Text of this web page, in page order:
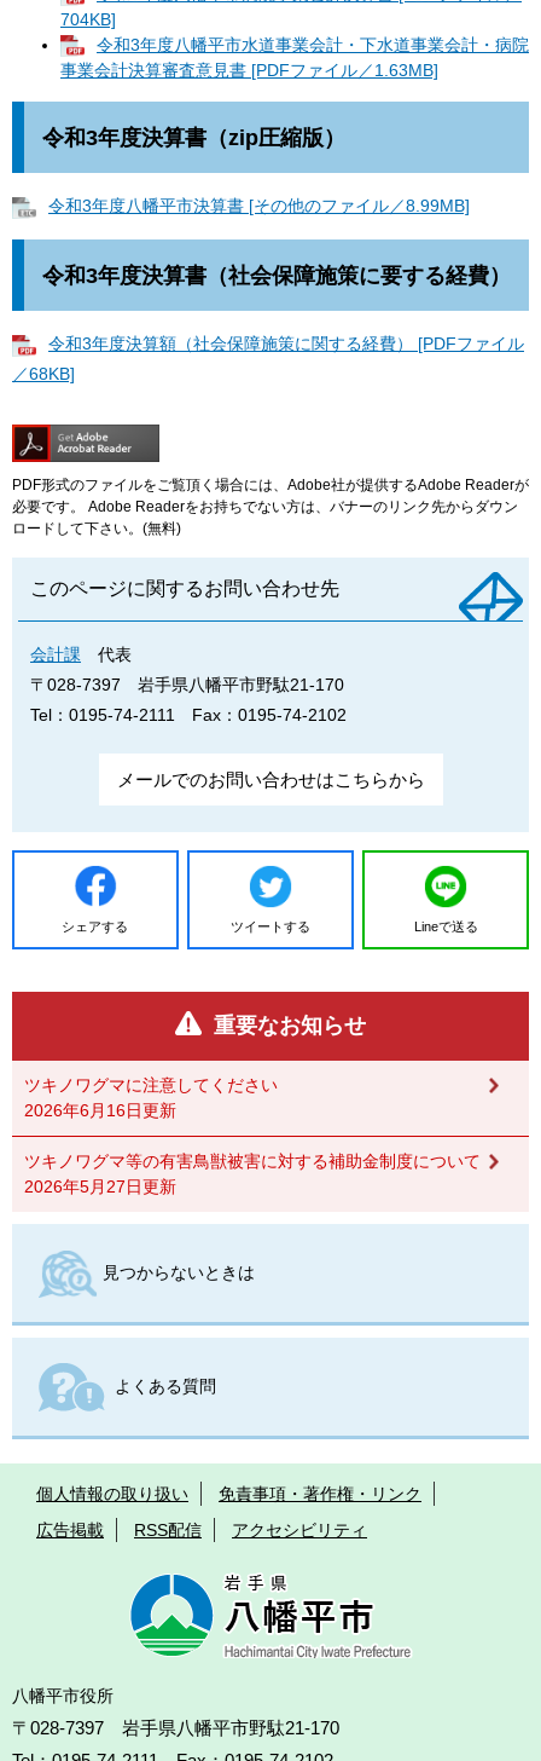
704KB]
令和3年度八幡平市水道事業会計・下水道事業会計・病院
事業会計決算審査意見書 [PDFファイル／1.63MB]
令和3年度決算書（zip圧縮版）
令和3年度八幡平市決算書 [その他のファイル／8.99MB]
令和3年度決算書（社会保障施策に要する経費）
令和3年度決算額（社会保障施策に関する経費） [PDFファイル
／68KB]
PDF形式のファイルをご覧頂く場合には、Adobe社が提供するAdobe Readerが
必要です。
Adobe Readerをお持ちでない方は、バナーのリンク先からダウン
ロードして下さい。(無料)
このページに関するお問い合わせ先
会計課
代表
〒028-7397
岩手県八幡平市野駄21-170
Tel：0195-74-2111
Fax：0195-74-2102
メールでのお問い合わせはこちらから
シェアする ツイートする Lineで送る
重要なお知らせ
ツキノワグマに注意してください
2026年6月16日更新
ツキノワグマ等の有害鳥獣被害に対する補助金制度について
2026年5月27日更新
見つからないときは
よくある質問
個人情報の取り扱い
免責事項・著作権・リンク
広告掲載
RSS配信 アクセシビリティ
八幡平市役所
〒028-7397 岩手県八幡平市野駄21-170